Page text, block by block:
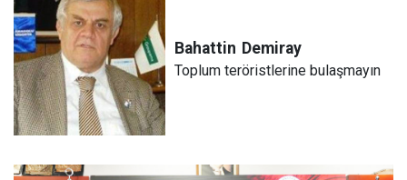
Bahattin Demiray
Toplum teröristlerine bulaşmayın